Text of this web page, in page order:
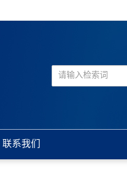
联系我们